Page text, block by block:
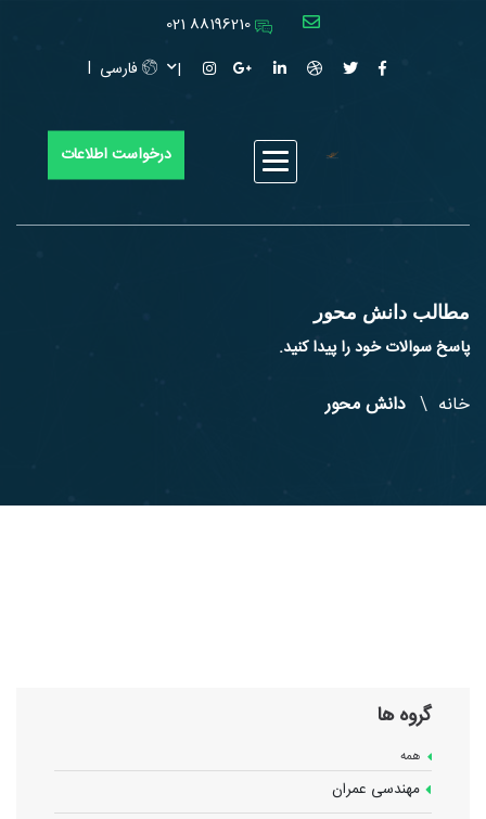
88196210 021
فارسی
درخواست اطلاعات
مطالب دانش محور
پاسخ سوالات خود را پیدا کنید.
خانه دانش محور
گروه ها
همه
مهندسی عمران